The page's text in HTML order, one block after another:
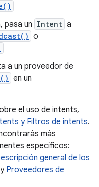
pasa un Intent a
o
a un proveedor de
en un
el uso de intents,
y Filtros de intents.
más
específicos:
general de los
y Proveedores de